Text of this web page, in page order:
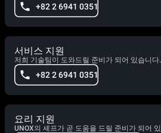
+82 2 6941 0351
서비스 지원
저희 기술팀이 도와드릴 준비가 되어 있습니
+82 2 6941 0351
요리 지원
UNOX의 셰프가 곧 도움을 드릴 준비가 되어